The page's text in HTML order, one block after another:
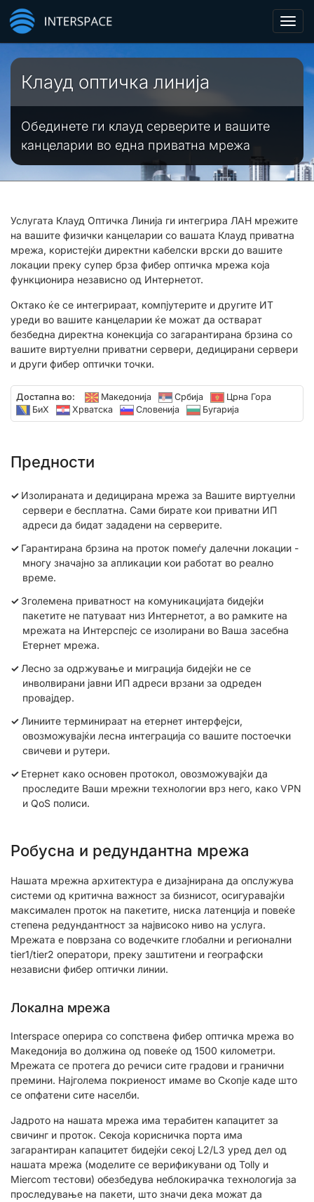
Клауд оптичка линија
Обединете ги клауд серверите и вашите
канцеларии во една приватна мрежа
Услугата Клауд Оптичка Линија ги интегрира ЛАН мрежите
на вашите физички канцеларии со вашата Клауд приватна
мрежа, користејќи директни кабелски врски до вашите
локации преку супер брза фибер оптичка мрежа која
функционира независно од Интернетот.
Октако ќе се интегрираат, компјутерите и другите ИТ
уреди во вашите канцеларии ќе можат да остварат
безбедна директна конекција со загарантирана брзина со
вашите виртуелни приватни сервери, дедицирани сервери
и други фибер оптички точки.
Достапна во: Македонија Србија
Црна Гора
БиХ
Хрватска Словенија Бугарија
Предности
Изолираната и дедицирана мрежа за Вашите виртуелни
сервери е бесплатна. Сами бирате кои приватни ИП
адреси да бидат зададени на серверите.
Гарантирана брзина на проток помеѓу далечни локации -
многу значајно за апликации кои работат во реално
време.
Зголемена приватност на комуникацијата бидејќи
пакетите не патуваат низ Интернетот, а во рамките на
мрежата на Интерспејс се изолирани во Ваша засебна
Етернет мрежа.
Лесно за одржување и миграција бидејќи не се
инволвирани јавни ИП адреси врзани за одреден
провајдер.
Линиите терминираат на етернет интерфејси,
овозможувајќи лесна интеграција со вашите постоечки
свичеви и рутери.
Етернет како основен протокол, овозможувајќи да
проследите Ваши мрежни технологии врз него, како VPN
и QoS полиси.
Робусна и редундантна мрежа
Нашата мрежна архитектура е дизајнирана да опслужува
системи од критична важност за бизнисот, осигуравајќи
максимален проток на пакетите, ниска латенција и повеќе
степена редундантност за највисоко ниво на услуга.
Мрежата е поврзана со водечките глобални и регионални
tier1/tier2 оператори, преку заштитени и географски
независни фибер оптички линии.
Локална мрежа
Interspace оперира со сопствена фибер оптичка мрежа во
Македонија во должина од повеќе од 1500 километри.
Мрежата се протега до речиси сите градови и гранични
премини. Најголема покриеност имаме во Скопје каде што
се опфатени сите населби.
Јадрото на нашата мрежа има терабитен капацитет за
свичинг и проток. Секоја корисничка порта има
загарантиран капацитет бидејќи секој L2/L3 уред дел од
нашата мрежа (моделите се верификувани од Tolly и
Miercom тестови) обезбедува неблокирачка технологија за
проследување на пакети, што значи дека можат да